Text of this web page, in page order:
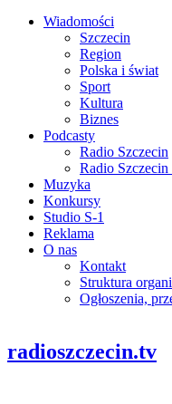
Wiadomości
Szczecin
Region
Polska i świat
Sport
Kultura
Biznes
Podcasty
Radio Szczecin
Radio Szczecin
Muzyka
Konkursy
Studio S-1
Reklama
O nas
Kontakt
Struktura
Ogłoszenia,
radioszczecin.tv